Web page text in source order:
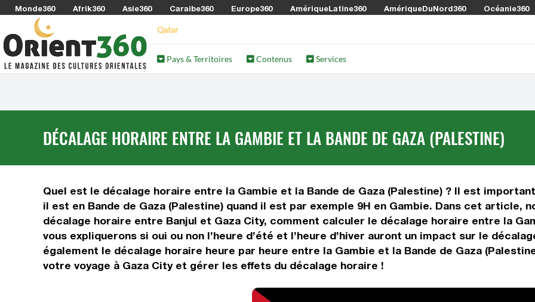
Monde360 Afrik360 Asie360 Caraibe360 Europe360 AmériqueLatine360 AmériqueDuNord360 Océanie360
Qatar
Pays & Territoires Contenus Services
DÉCALAGE HORAIRE ENTRE LA GAMBIE ET LA BANDE DE GAZA (PALESTINE)
Quel est le décalage horaire entre la Gambie et la Bande de Gaza (Palestine) ? Il est
il est en Bande de Gaza (Palestine) quand il est par exemple 9H en Gambie. Dans cet article,
décalage horaire entre Banjul et Gaza City, comment calculer le décalage horaire entre la
vous expliquerons si oui ou non l’heure d’été et l’heure d’hiver auront un impact sur le
également le décalage horaire heure par heure entre la Gambie et la Bande de Gaza
votre voyage à Gaza City et gérer les effets du décalage horaire !